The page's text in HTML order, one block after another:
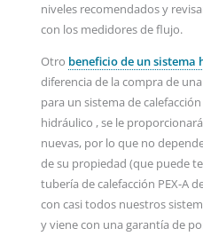
niveles recomendados y
con los medidores de flujo.
Otro beneficio de un sistema
diferencia de la compra de
para un sistema de
hidráulico , se le
nuevas, por lo que no
de su propiedad (que puede
tubería de calefacción PEX-A
con casi todos nuestros
y viene con una garantía de